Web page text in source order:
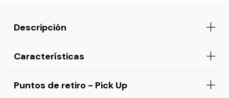
Descripción
Características
Puntos de retiro - Pick Up